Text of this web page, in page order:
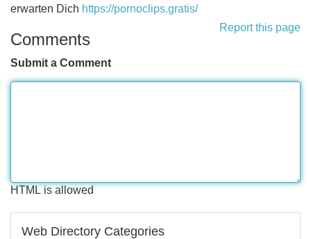
erwarten Dich https://pornoclips.gratis/
Report this page
Comments
Submit a Comment
HTML is allowed
Web Directory Categories